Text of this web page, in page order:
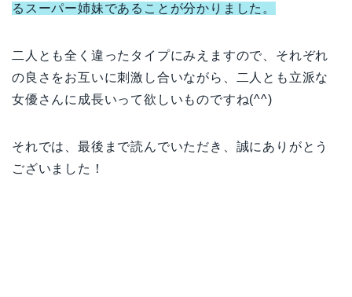
るスーパー姉妹であることが分かりました。
二人とも全く違ったタイプにみえますので、それぞれ
の良さをお互いに刺激し合いながら、二人とも立派な
女優さんに成長いって欲しいものですね(^^)
それでは、最後まで読んでいただき、誠にありがとう
ございました！